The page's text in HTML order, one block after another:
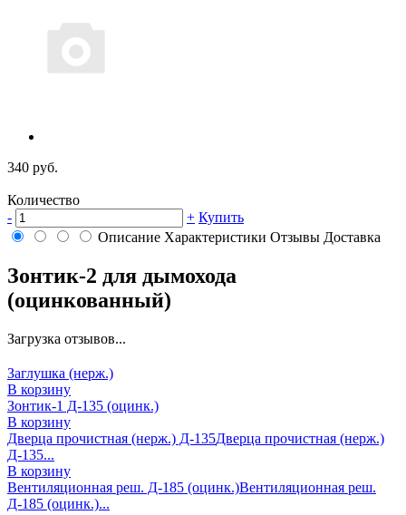
340 руб.
Количество
-
+ Купить
Описание Характеристики Отзывы Доставка
Зонтик-2 для дымохода
(оцинкованный)
Загрузка отзывов...
Заглушка (нерж.)
В корзину
Зонтик-1 Д-135 (оцинк.)
В корзину
Дверца прочистная (нерж.) Д-135Дверца прочистная (нерж.)
Д-135...
В корзину
Вентиляционная реш. Д-185 (оцинк.)Вентиляционная реш.
Д-185 (оцинк.)...